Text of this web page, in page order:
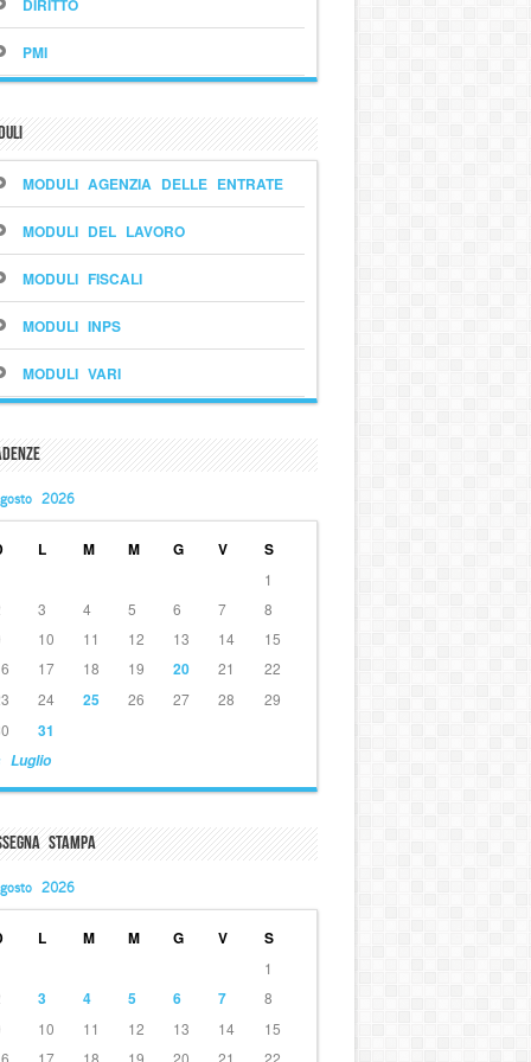
DIRITTO
PMI
MODULI AGENZIA DELLE ENTRATE
MODULI DEL LAVORO
MODULI FISCALI
MODULI INPS
MODULI VARI
2026
L M M G V S
Luglio
1
3 4 5 6 7
8
10 11 12 13 14
15
17 18 19 20 21
22
24 25 26 27 28
29
31
Stampa
2026
L M M G V S
1
3 4 5 6 7
8
10 11 12 13 14
15
17 18 19 20 21 22